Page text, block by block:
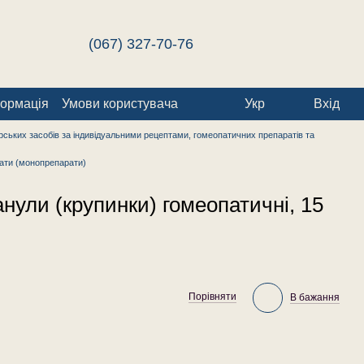
(067) 327-70-76
Умови користувача Укр Вхід
засобів за індивідуальними рецептами, гомеопатичних препаратів та
(монопрепарати)
(крупинки) гомеопатичні, 15
Порівняти В бажання